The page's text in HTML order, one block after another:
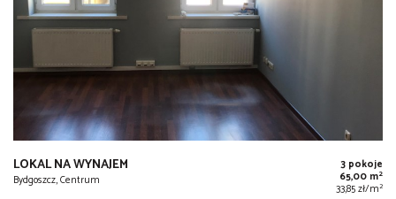
LOKAL NA WYNAJEM
Bydgoszcz, Centrum
3 pokoje
65,00 m2
33,85 zł/m2